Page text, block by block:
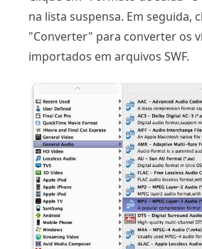
na lista suspensa. Em seguida,
"Converter" para converter os
importados em arquivos SWF.